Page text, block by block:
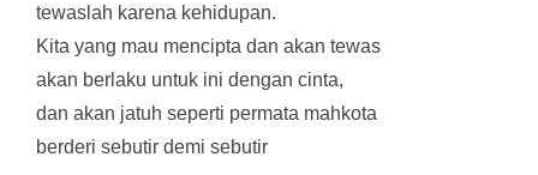
tewaslah karena kehidupan.
Kita yang mau mencipta dan akan tewas
akan berlaku untuk ini dengan cinta,
dan akan jatuh seperti permata mahkota
berderi sebutir demi sebutir